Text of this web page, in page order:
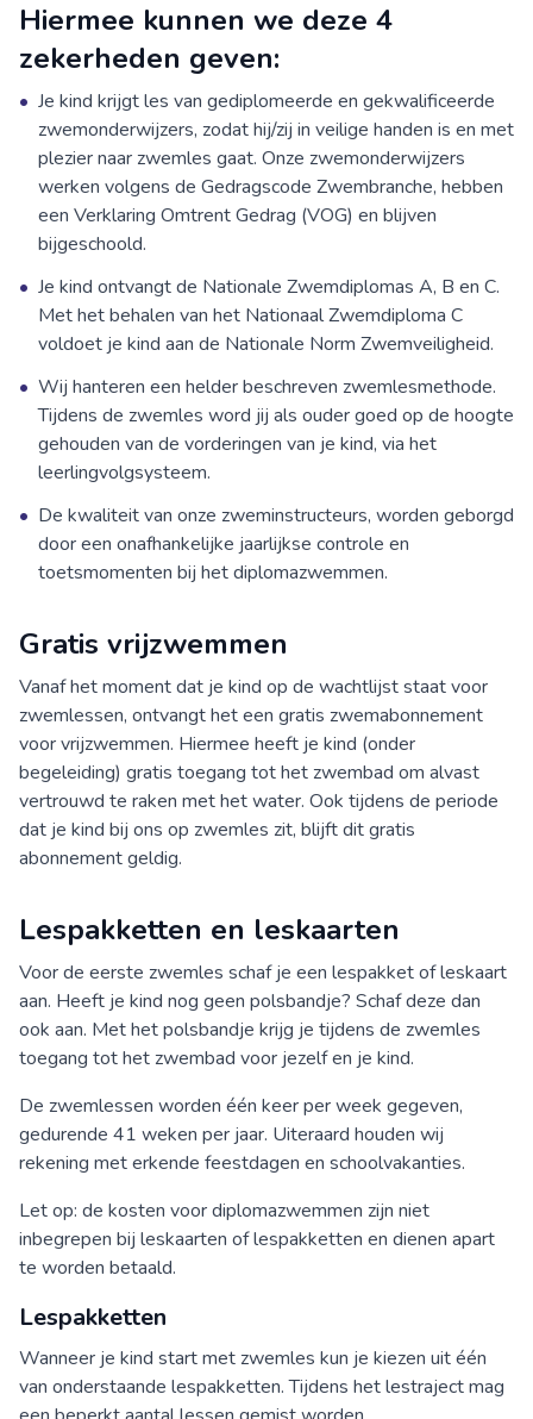
Hiermee kunnen we deze 4
zekerheden geven:
• Je kind krijgt les van gediplomeerde en gekwalificeerde
zwemonderwijzers, zodat hij/zij in veilige handen is en met
plezier naar zwemles gaat. Onze zwemonderwijzers
werken volgens de Gedragscode Zwembranche, hebben
een Verklaring Omtrent Gedrag (VOG) en blijven
bijgeschoold.
• Je kind ontvangt de Nationale Zwemdiplomas A, B en C.
Met het behalen van het Nationaal Zwemdiploma C
voldoet je kind aan de Nationale Norm Zwemveiligheid.
• Wij hanteren een helder beschreven zwemlesmethode.
Tijdens de zwemles word jij als ouder goed op de hoogte
gehouden van de vorderingen van je kind, via het
leerlingvolgsysteem.
• De kwaliteit van onze zweminstructeurs, worden geborgd
door een onafhankelijke jaarlijkse controle en
toetsmomenten bij het diplomazwemmen.
Gratis vrijzwemmen
Vanaf het moment dat je kind op de wachtlijst staat voor
zwemlessen, ontvangt het een gratis zwemabonnement
voor vrijzwemmen. Hiermee heeft je kind (onder
begeleiding) gratis toegang tot het zwembad om alvast
vertrouwd te raken met het water. Ook tijdens de periode
dat je kind bij ons op zwemles zit, blijft dit gratis
abonnement geldig.
Lespakketten en leskaarten
Voor de eerste zwemles schaf je een lespakket of leskaart
aan. Heeft je kind nog geen polsbandje? Schaf deze dan
ook aan. Met het polsbandje krijg je tijdens de zwemles
toegang tot het zwembad voor jezelf en je kind.
De zwemlessen worden één keer per week gegeven,
gedurende 41 weken per jaar. Uiteraard houden wij
rekening met erkende feestdagen en schoolvakanties.
Let op: de kosten voor diplomazwemmen zijn niet
inbegrepen bij leskaarten of lespakketten en dienen apart
te worden betaald.
Lespakketten
Wanneer je kind start met zwemles kun je kiezen uit één
van onderstaande lespakketten. Tijdens het lestraject mag